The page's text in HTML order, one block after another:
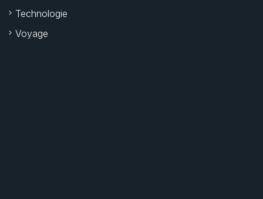
Technologie
Voyage